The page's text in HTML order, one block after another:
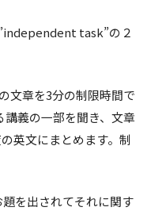
task”の２
文章を3分の制限時間で
義の一部を聞き、文章
英文にまとめます。制
題を出されてそれに関す